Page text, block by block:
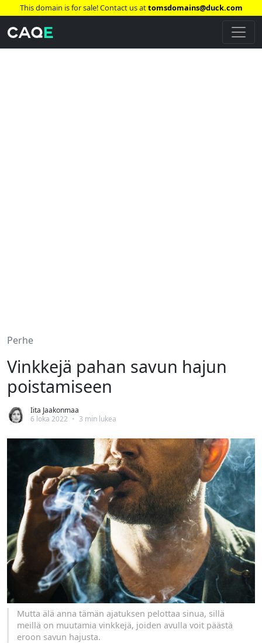
This domain is for sale! Contact us attomsdomains@duck.com
Perhe
Vinkkejä pahan savun hajun
poistamiseen
Iita Jaakonmaa
6 loka 2022 • 3 min lukea
Mutta älä anna tämän ajatuksen pelottaa sinua, sillä
meillä on muutamia vinkkejä, joiden avulla voit päästä
eroon savun hajusta.